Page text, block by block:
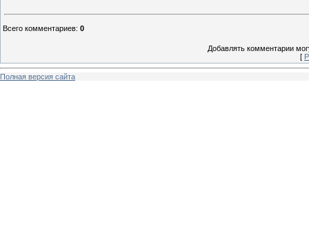
Всего комментариев: 0
Добавлять комментарии
[
Полная версия сайта